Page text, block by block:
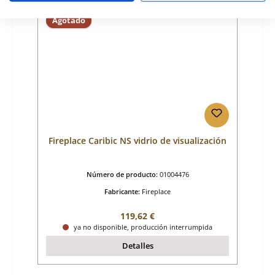
Agotado
Fireplace Caribic NS vidrio de visualización
Número de producto: 01004476
Fabricante: Fireplace
Precio normal:
119,62 €
ya no disponible, producción interrumpida
Detalles